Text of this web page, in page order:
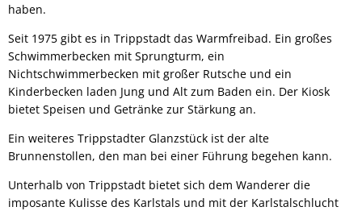
haben.
Seit 1975 gibt es in Trippstadt das Warmfreibad. Ein großes
Schwimmerbecken mit Sprungturm, ein
Nichtschwimmerbecken mit großer Rutsche und ein
Kinderbecken laden Jung und Alt zum Baden ein. Der Kiosk
bietet Speisen und Getränke zur Stärkung an.
Ein weiteres Trippstadter Glanzstück ist der alte
Brunnenstollen, den man bei einer Führung begehen kann.
Unterhalb von Trippstadt bietet sich dem Wanderer die
imposante Kulisse des Karlstals und mit der Karlstalschlucht